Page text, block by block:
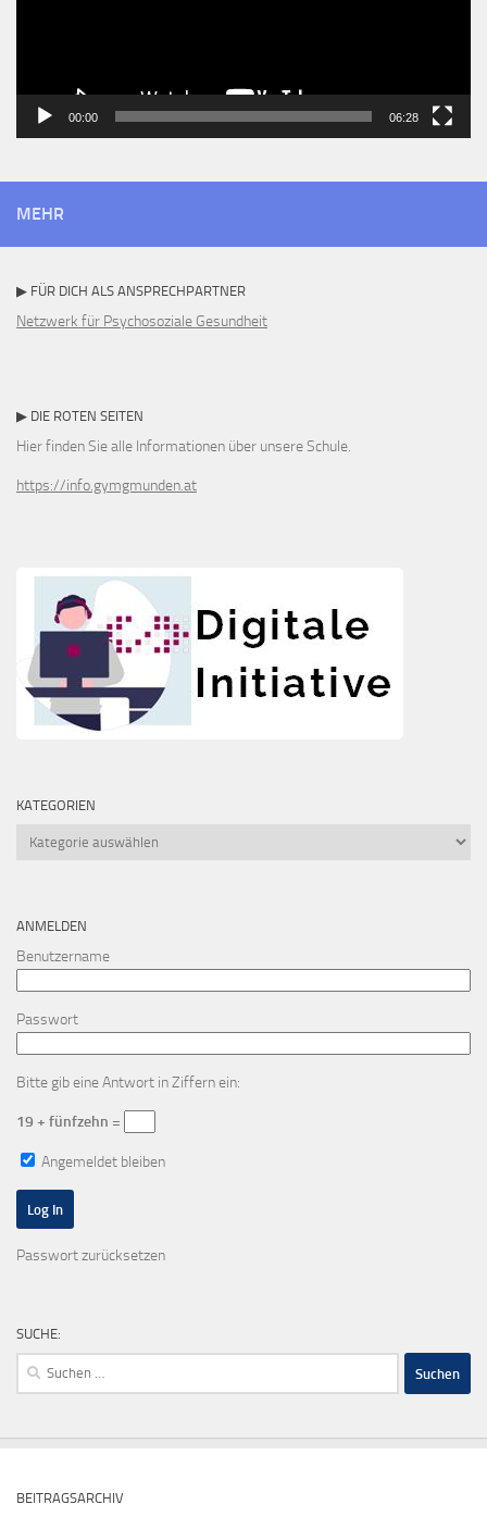
00:00 06:28
MEHR
▶ FÜR DICH ALS ANSPRECHPARTNER
Netzwerk für Psychosoziale Gesundheit
▶ DIE ROTEN SEITEN
Hier finden Sie alle Informationen über unsere Schule.
https://info.gymgmunden.at
KATEGORIEN
Kategorien
ANMELDEN
Benutzername
Passwort
Bitte gib eine Antwort in Ziffern ein:
19 + fünfzehn =
Angemeldet bleiben
Passwort zurücksetzen
SUCHE:
Suchen
BEITRAGSARCHIV